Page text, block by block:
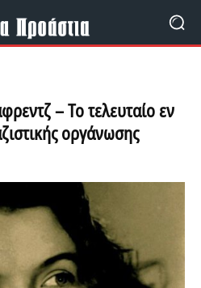
– Το τελευταίο εν
οργάνωσης